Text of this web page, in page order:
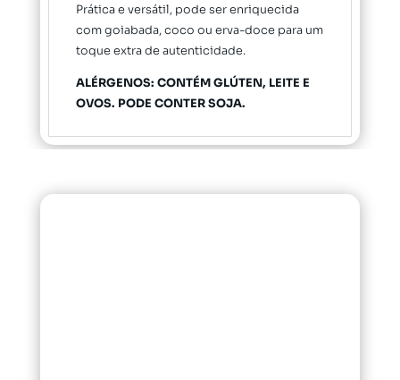
Prática e versátil, pode ser enriquecida
com goiabada, coco ou erva-doce para um
toque extra de autenticidade.
ALÉRGENOS: CONTÉM GLÚTEN, LEITE E
OVOS. PODE CONTER SOJA.